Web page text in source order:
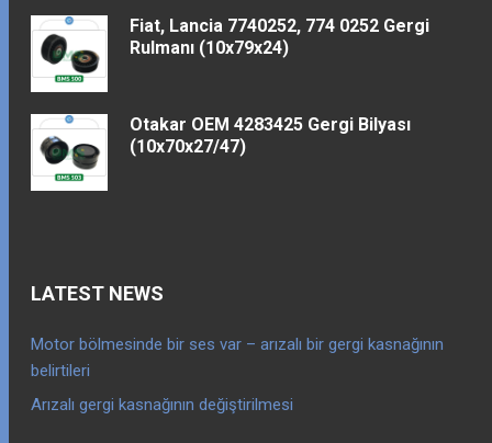
Fiat, Lancia 7740252, 774 0252 Gergi
Rulmanı (10x79x24)
Otakar OEM 4283425 Gergi Bilyası
(10x70x27/47)
LATEST NEWS
Motor bölmesinde bir ses var – arızalı bir gergi kasnağının
belirtileri
Arızalı gergi kasnağının değiştirilmesi